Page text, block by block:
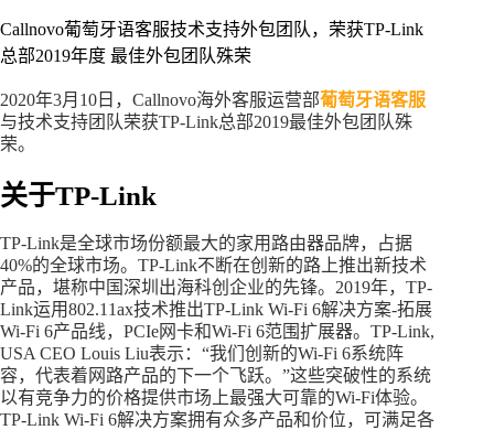
Callnovo葡萄牙语客服技术支持外包团队，荣获TP-Link
总部2019年度 最佳外包团队殊荣
2020年3月10日，Callnovo海外客服运营部葡萄牙语客服
与技术支持团队荣获TP-Link总部2019最佳外包团队殊
荣。
关于TP-Link
TP-Link是全球市场份额最大的家用路由器品牌，占据
40%的全球市场。TP-Link不断在创新的路上推出新技术
产品，堪称中国深圳出海科创企业的先锋。2019年，TP-
Link运用802.11ax技术推出TP-Link Wi-Fi 6解决方案-拓展
Wi-Fi 6产品线，PCIe网卡和Wi-Fi 6范围扩展器。TP-Link,
USA CEO Louis Liu表示：“我们创新的Wi-Fi 6系统阵
容，代表着网路产品的下一个飞跃。”这些突破性的系统
以有竞争力的价格提供市场上最强大可靠的Wi-Fi体验。
TP-Link Wi-Fi 6解决方案拥有众多产品和价位，可满足各